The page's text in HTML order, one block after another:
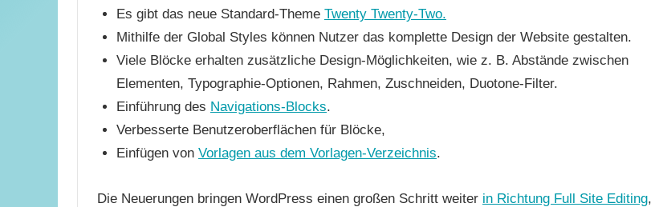
Es gibt das neue Standard-Theme Twenty Twenty-Two.
Mithilfe der Global Styles können Nutzer das komplette Design der Website gestalten.
Viele Blöcke erhalten zusätzliche Design-Möglichkeiten, wie z. B. Abstände zwischen
Elementen, Typographie-Optionen, Rahmen, Zuschneiden, Duotone-Filter.
Einführung des Navigations-Blocks.
Verbesserte Benutzeroberflächen für Blöcke,
Einfügen von Vorlagen aus dem Vorlagen-Verzeichnis.
Die Neuerungen bringen WordPress einen großen Schritt weiter in Richtung Full Site Editing,